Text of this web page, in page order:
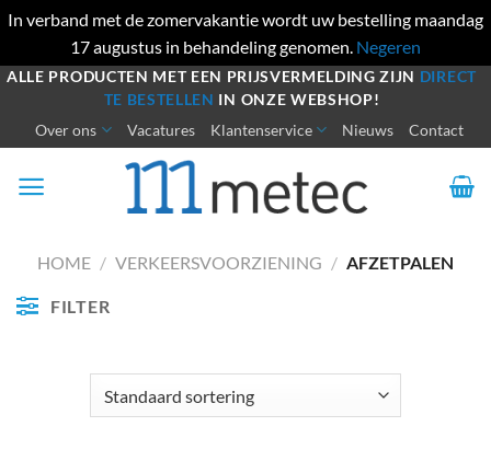
In verband met de zomervakantie wordt uw bestelling maandag
17 augustus in behandeling genomen. Negeren
Ga
inhoud
ALLE PRODUCTEN MET EEN PRIJSVERMELDING ZIJN DIRECT
TE BESTELLEN IN ONZE WEBSHOP!
Over ons Vacatures Klantenservice Nieuws Contact
HOME / VERKEERSVOORZIENING / AFZETPALEN
FILTER